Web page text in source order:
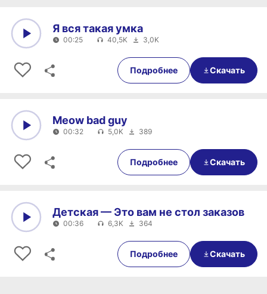
00:25
Я вся такая умка
00:25 40,5K 3,0K
Подробнее Скачать
00:32
Meow bad guy
00:32 5,0K 389
Подробнее Скачать
00:36
Детская — Это вам не стол заказов
00:36 6,3K 364
Подробнее Скачать